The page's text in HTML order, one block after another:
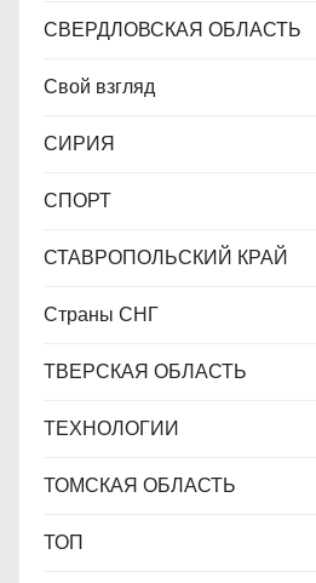
СВЕРДЛОВСКАЯ ОБЛАСТЬ
Свой взгляд
СИРИЯ
СПОРТ
СТАВРОПОЛЬСКИЙ КРАЙ
Страны СНГ
ТВЕРСКАЯ ОБЛАСТЬ
ТЕХНОЛОГИИ
ТОМСКАЯ ОБЛАСТЬ
ТОП